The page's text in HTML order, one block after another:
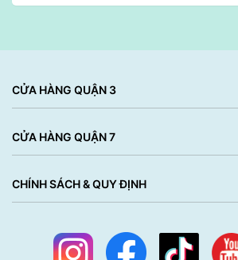
CỬA HÀNG QUẬN 3
CỬA HÀNG QUẬN 7
CHÍNH SÁCH & QUY ĐỊNH